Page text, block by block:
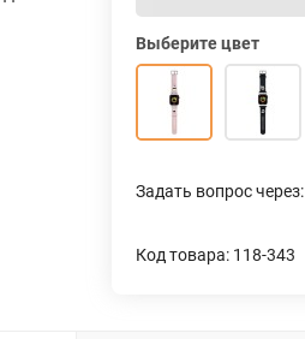
Выберите цвет
Задать вопрос через:
Код товара: 118-343